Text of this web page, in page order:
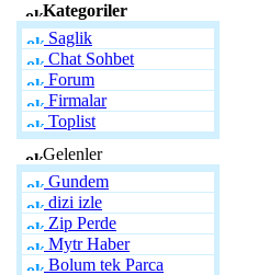
Kategoriler
Saglik
Chat Sohbet
Forum
Firmalar
Toplist
Gelenler
Gundem
dizi izle
Zip Perde
Mytr Haber
Bolum tek Parca